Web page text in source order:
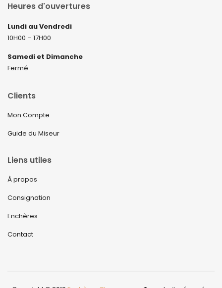
Heures d'ouvertures
Lundi au Vendredi
10H00 – 17H00
Samedi et Dimanche
Fermé
Clients
Mon Compte
Guide du Miseur
Liens utiles
À propos
Consignation
Enchères
Contact